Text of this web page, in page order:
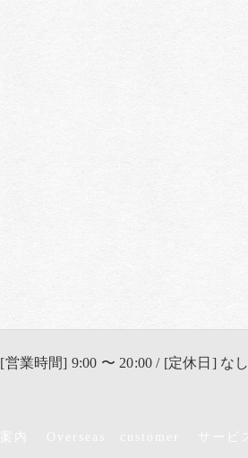
[営業時間] 9:00 〜 20:00 / [定休日] なし